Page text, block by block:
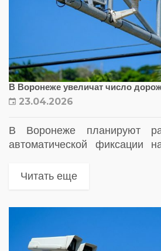
В Воронеже увеличат число
23.04.2026
В Воронеже планируют
автоматической
нескольких участках город
Читать еще